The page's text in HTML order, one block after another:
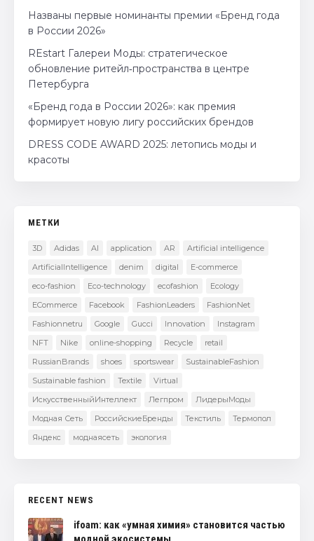
Названы первые номинанты премии «Бренд года
в России 2026»
REstart Галереи Моды: стратегическое
обновление ритейл‑пространства в центре
Петербурга
«Бренд года в России 2026»: как премия
формирует новую лигу российских брендов
DRESS CODE AWARD 2025: летопись моды и
красоты
МЕТКИ
3D Adidas AI application AR
Artificial intelligence
ArtificialIntelligence
denim digital
E-commerce
eco-fashion
Eco-technology ecofashion
Ecology
ECommerce
Facebook FashionLeaders
FashionNet
Fashionnetru
Google Gucci Innovation
Instagram
NFT
Nike online-shopping Recycle
retail
RussianBrands
shoes sportswear
SustainableFashion
Sustainable fashion
Textile
Virtual
ИскусственныйИнтеллект
Легпром
ЛидерыМоды
Модная Сеть
РоссийскиеБренды Текстиль
Термопол
Яндекс
моднаясеть экология
RECENT NEWS
ifoam: как «умная химия» становится частью